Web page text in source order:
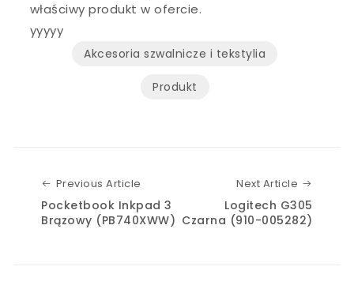
właściwy produkt w ofercie.
yyyyy
Akcesoria szwalnicze i tekstylia
Produkt
Previous Article
Pocketbook Inkpad 3
Brązowy (PB740XWW)
Next Article
Logitech G305
Czarna (910-005282)